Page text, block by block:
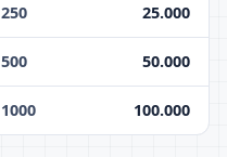
250 25.000
500 50.000
1000 100.000